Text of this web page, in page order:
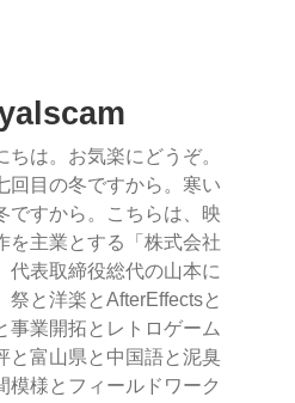
ちは。お気楽にどうぞ。
回目の冬ですから。寒い
ですから。こちらは、映
を主業とする「株式会社
代表取締役総代の山本に
祭と洋楽とAfterEffectsと
事業開拓とレトロゲーム
と富山県と中国語と泥臭
模様とフィールドワーク